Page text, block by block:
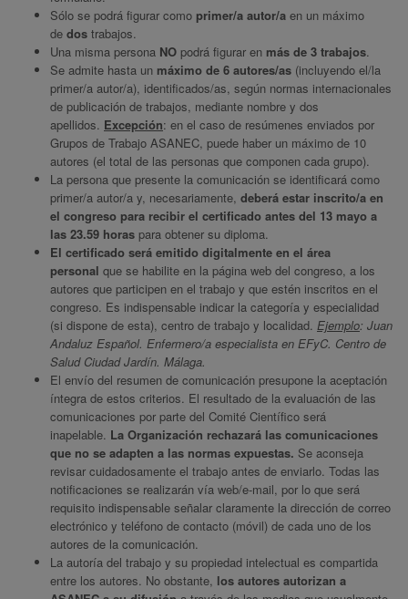
Sólo se podrá figurar como primer/a autor/a en un máximo
de dos trabajos.
Una misma persona NO podrá figurar en más de 3 trabajos.
Se admite hasta un máximo de 6 autores/as (incluyendo el/la
primer/a autor/a), identificados/as, según normas internacionales
de publicación de trabajos, mediante nombre y dos
apellidos. Excepción: en el caso de resúmenes enviados por
Grupos de Trabajo ASANEC, puede haber un máximo de 10
autores (el total de las personas que componen cada grupo).
La persona que presente la comunicación se identificará como
primer/a autor/a y, necesariamente, deberá estar inscrito/a en
el congreso para recibir el certificado antes del 13 mayo a
las 23.59 horas para obtener su diploma.
El certificado será emitido digitalmente en el área
personal que se habilite en la página web del congreso, a los
autores que participen en el trabajo y que estén inscritos en el
congreso. Es indispensable indicar la categoría y especialidad
(si dispone de esta), centro de trabajo y localidad. Ejemplo: Juan
Andaluz Español. Enfermero/a especialista en EFyC. Centro de
Salud Ciudad Jardín. Málaga.
El envío del resumen de comunicación presupone la aceptación
íntegra de estos criterios. El resultado de la evaluación de las
comunicaciones por parte del Comité Científico será
inapelable. La Organización rechazará las comunicaciones
que no se adapten a las normas expuestas. Se aconseja
revisar cuidadosamente el trabajo antes de enviarlo. Todas las
notificaciones se realizarán vía web/e-mail, por lo que será
requisito indispensable señalar claramente la dirección de correo
electrónico y teléfono de contacto (móvil) de cada uno de los
autores de la comunicación.
La autoría del trabajo y su propiedad intelectual es compartida
entre los autores. No obstante, los autores autorizan a